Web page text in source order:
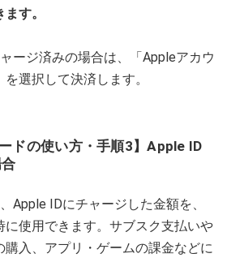
す。
ージ済みの場合は、「Appleアカウ
選択して決済します。
ドの使い方・手順3】Apple ID
Apple IDにチャージした金額を、
に使用できます。サブスク支払いや
購入、アプリ・ゲームの課金などに